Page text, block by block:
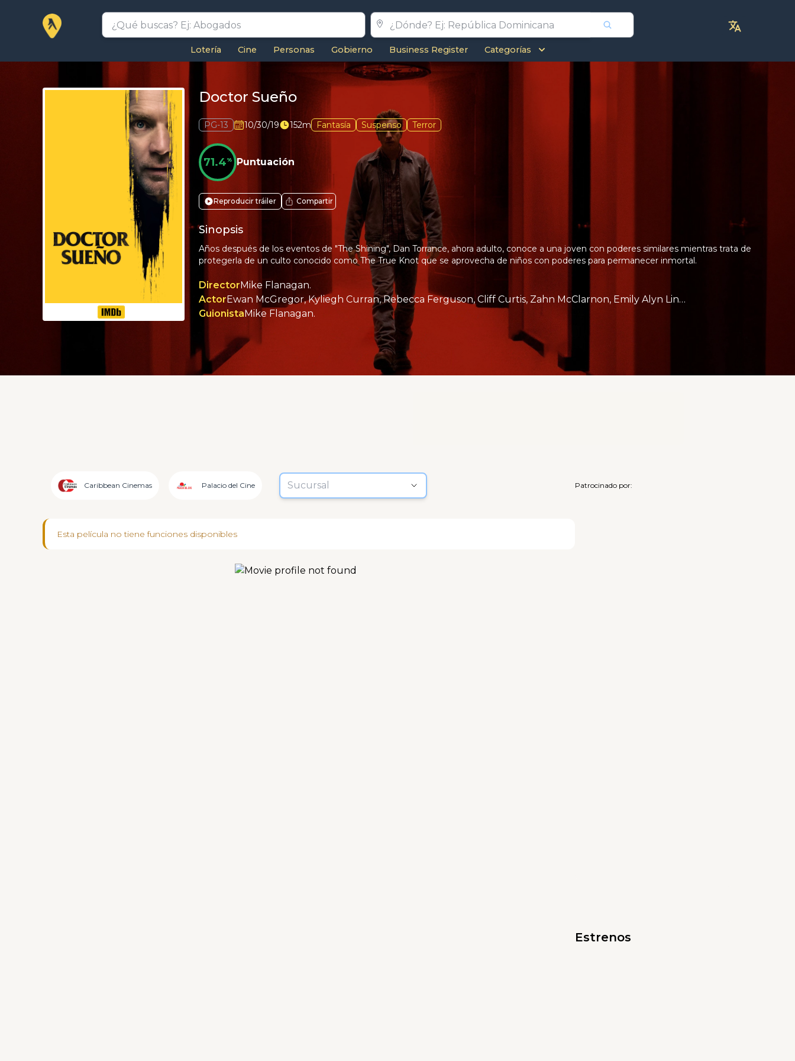
Lotería Cine Personas Gobierno Business Register Categorías
Doctor Sueño
PG-13 10/30/19 152m Fantasía Suspenso Terror
71.4% Puntuación
Reproducir tráiler Compartir
Sinopsis
Años después de los eventos de "The Shining", Dan Torrance, ahora adulto, conoce a una joven con poderes similares mientras trata de
protegerla de un culto conocido como The True Knot que se aprovecha de niños con poderes para permanecer inmortal.
DirectorMike Flanagan.
Actor
Ewan McGregor, Kyliegh Curran, Rebecca Ferguson, Cliff Curtis, Zahn McClarnon, Emily Alyn Lind.
GuionistaMike Flanagan.
Caribbean Cinemas Palacio del Cine Sucursal Patrocinado por:
Esta película no tiene funciones disponibles
Estrenos